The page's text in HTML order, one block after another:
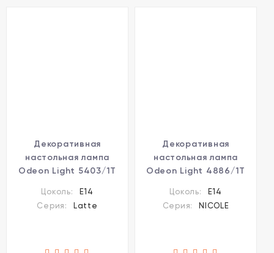
Декоративная
настольная лампа
Odeon Light 5403/1T
60W
Цоколь:
E14
Серия:
Latte
Декоративная
настольная лампа
Odeon Light 4886/1T
1xE14 40W
Цоколь:
E14
Серия:
NICOLE